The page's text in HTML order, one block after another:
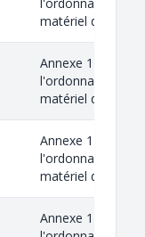
matériel de guerre
Annexe 1 de
l'ordonnance sur
matériel de guerre
Annexe 1 de
l'ordonnance sur
matériel de guerre
Annexe 1 de